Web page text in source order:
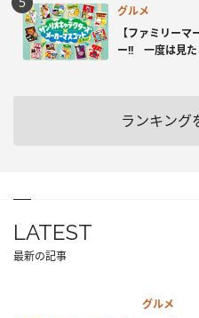
グルメ
【ファミリー
ー!! 一度は見た
ランキング
LATEST
最新の記事
グルメ